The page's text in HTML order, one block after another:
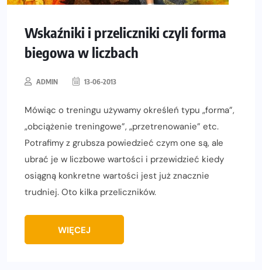
Wskaźniki i przeliczniki czyli forma
biegowa w liczbach
ADMIN 13-06-2013
Mówiąc o treningu używamy określeń typu „forma”,
„obciążenie treningowe”, „przetrenowanie” etc.
Potrafimy z grubsza powiedzieć czym one są, ale
ubrać je w liczbowe wartości i przewidzieć kiedy
osiągną konkretne wartości jest już znacznie
trudniej. Oto kilka przeliczników.
WIĘCEJ